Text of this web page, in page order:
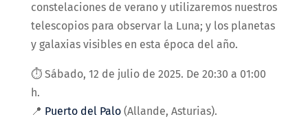
constelaciones de verano y utilizaremos nuestros
telescopios para observar la Luna; y los planetas
y galaxias visibles en esta época del año.
⏱️ Sábado, 12 de julio de 2025. De 20:30 a 01:00
h.
📍 Puerto del Palo(Allande, Asturias).